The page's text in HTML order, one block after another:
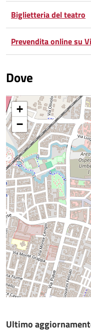
Biglietteria del teatro
Prevendita online su
Dove
+
−
Ultimo